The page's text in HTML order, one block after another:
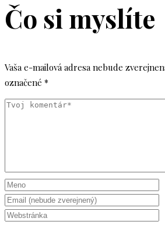
Čo si myslíte
Vaša e-mailová adresa nebude
označené *